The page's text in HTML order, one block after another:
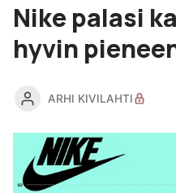
Nike palasi
hyvin
ARHI KIVILAHTI